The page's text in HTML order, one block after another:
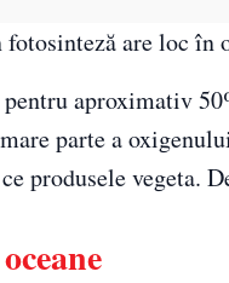
are loc în
aproximativ
parte a
produsele vegeta.